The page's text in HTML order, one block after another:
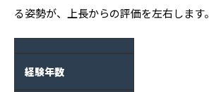
る姿勢が、上長からの評価を左右します。
経験年数